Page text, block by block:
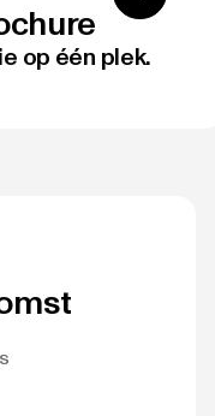
op één plek.